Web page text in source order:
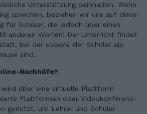
Unterstützung beinhalten. Wenn
sprechen, beziehen wir uns auf diese
für Schüler, die jedoch über einen
anderen Worten: Der Unterricht findet
bei der sowohl der Schüler als
sind.
Nachhilfe?
wird über eine virtuelle Plattform
Plattformen oder Videokonferenz-
genutzt, um Lehrer und Schüler